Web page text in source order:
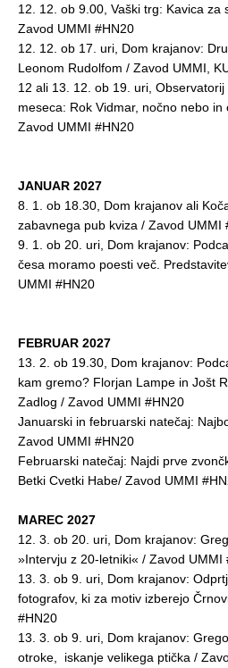
12. 12. ob 9.00, Vaški trg: Kavica
Zavod UMMI #HN20
12. 12. ob 17. uri, Dom krajanov:
Leonom Rudolfom / Zavod UMMI,
12 ali 13. 12. ob 19. uri,
meseca: Rok Vidmar, nočno nebo
Zavod UMMI #HN20
JANUAR 2027
8. 1. ob 18.30, Dom krajanov ali
zabavnega pub kviza / Zavod UMMI
9. 1. ob 20. uri, Dom krajanov:
česa moramo poesti več.
UMMI #HN20
FEBRUAR 2027
13. 2. ob 19.30, Dom krajanov:
kam gremo? Florjan Lampe in Jošt
Zadlog / Zavod UMMI #HN20
Januarski in februarski natečaj:
Zavod UMMI #HN20
Februarski natečaj: Najdi prve
Betki Cvetki Habe/ Zavod UMMI
MAREC 2027
12. 3. ob 20. uri, Dom krajanov:
»Intervju z 20-letniki« / Zavod UMMI
13. 3. ob 9. uri, Dom krajanov:
fotografov, ki za motiv izberejo
#HN20
13. 3. ob 9. uri, Dom krajanov:
otroke, iskanje velikega ptička /